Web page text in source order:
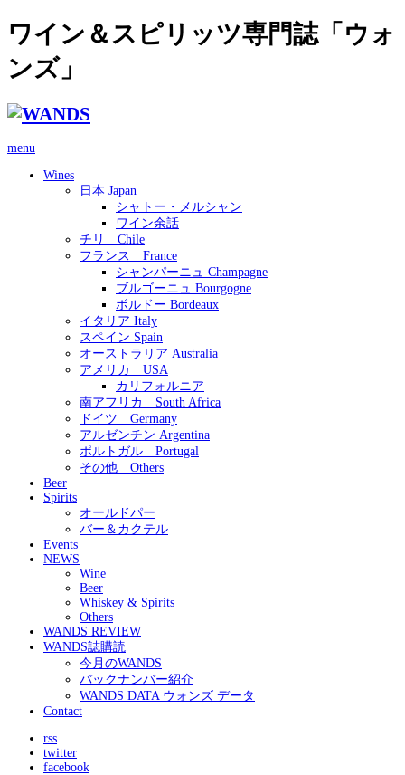
ワイン＆スピリッツ専門誌「ウォ
ンズ」
menu
Wines
日本 Japan
シャトー・メルシャン
ワイン余話
チリ Chile
フランス France
シャンパーニュ Champagne
ブルゴーニュ Bourgogne
ボルドー Bordeaux
イタリア Italy
スペイン Spain
オーストラリア Australia
アメリカ USA
カリフォルニア
南アフリカ South Africa
ドイツ Germany
アルゼンチン Argentina
ポルトガル Portugal
その他 Others
Beer
Spirits
オールドパー
バー＆カクテル
Events
NEWS
Wine
Beer
Whiskey & Spirits
Others
WANDS REVIEW
WANDS誌購読
今月のWANDS
バックナンバー紹介
WANDS DATA ウォンズ データ
Contact
rss
twitter
facebook